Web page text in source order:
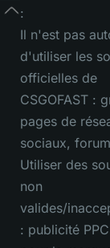
:
Il n'est pas
d'utiliser les
officielles de
CSGOFAST :
pages de
sociaux,
Utiliser des
non
valides/
: publicité